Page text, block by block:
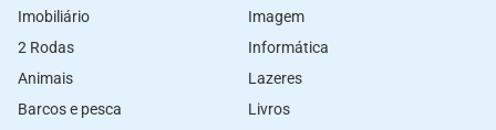
Imobiliário
2 Rodas
Animais
Barcos e pesca
Imagem
Informática
Lazeres
Livros